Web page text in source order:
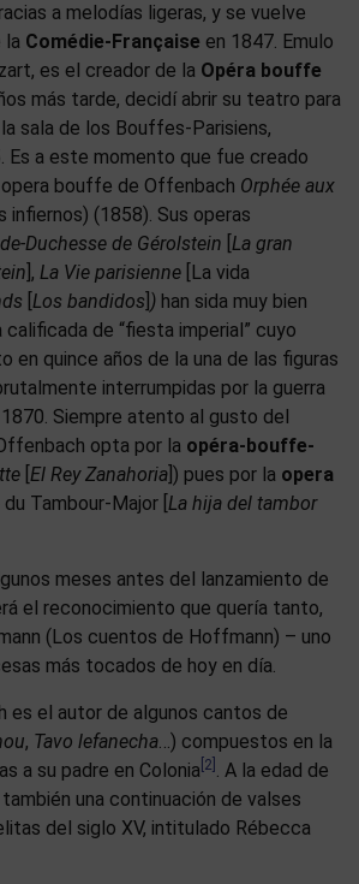
a melodías ligeras, y se vuelve
la Comédie-Française en 1847. Emulo
es el creador de la Opéra bouffe
más tarde, decidí abrir su teatro para
sala de los Bouffes-Parisiens,
Es a este momento que fue creado
bouffe de Offenbach Orphée aux
infiernos) (1858). Sus operas
Duchesse de Gérolstein La gran
], La Vie parisienne [La vida
Los bandidos ) han sida muy bien
calificada de “fiesta imperial” cuyo
en quince años de la una de las figuras
interrumpidas por la guerra
Siempre atento al gusto del
opta por la opéra-bouffe-
El Rey Zanahoria ]) pues por la opera
Tambour-Major [ La hija del tambor
meses antes del lanzamiento de
el reconocimiento que quería tanto,
(Los cuentos de Hoffmann) – uno
más tocados de hoy en día.
es el autor de algunos cantos de
, Tavo lefanecha…) compuestos en la
a su padre en Colonia [2] . A la edad de
una continuación de valses
del siglo XV, intitulado Rébecca